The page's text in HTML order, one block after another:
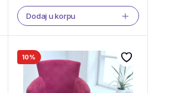
Dodaj u korpu
10%